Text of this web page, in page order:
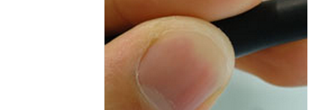
основа и
практическое
применение